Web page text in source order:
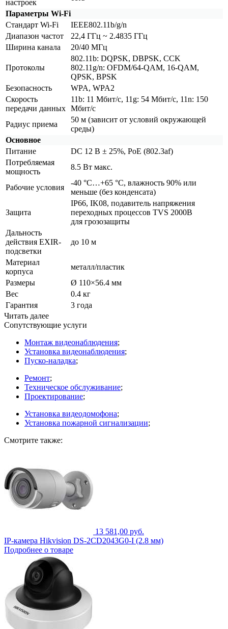
настроек
Параметры Wi-Fi
Стандарт Wi-Fi
IEEE802.11b/g/n
Диапазон частот
22,4 ГГц ~ 2.4835 ГГц
Ширина канала
20/40 МГц
Протоколы
802.11b: DQPSK, DBPSK, CCK
802.11g/n: OFDM/64-QAM, 16-QAM,
QPSK, BPSK
Безопасность
WPA, WPA2
Скорость
передачи данных
11b: 11 Мбит/с, 11g: 54 Мбит/с, 11n: 150
Мбит/с
Радиус приема
50 м (зависит от условий окружающей
среды)
Основное
Питание
DC 12 В ± 25%, PoE (802.3af)
Потребляемая
мощность
8.5 Вт макс.
Рабочие условия
-40 °C…+65 °С, влажность 90% или
меньше (без конденсата)
Защита
IP66, IK08, подавитель напряжения
переходных процессов TVS 2000В
для грозозащиты
Дальность
действия EXIR-
подсветки
до 10 м
Материал
корпуса
металл/пластик
Размеры
Ø 110×56.4 мм
Вес
0.4 кг
Гарантия
3 года
Читать далее
Сопутствующие услуги
Монтаж видеонаблюдения;
Установка видеонаблюдения;
Пуско-наладка;
Ремонт;
Техническое обслуживание;
Проектирование;
Установка видеодомофона;
Установка пожарной сигнализации;
Смотрите также:
13 581,00 руб.
IP-камера Hikvision DS-2CD2043G0-I (2.8 мм)
Подробнее о товаре